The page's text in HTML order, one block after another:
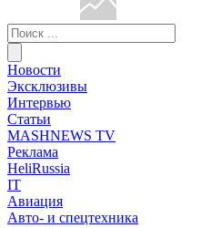
Новости
Эксклюзивы
Интервью
Статьи
MASHNEWS TV
Реклама
HeliRussia
IT
Авиация
Авто- и спецтехника